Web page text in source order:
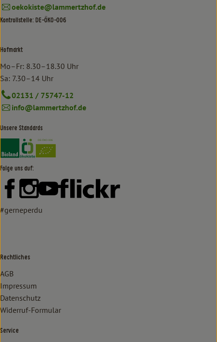
oekokiste@lammertzhof.de
Kontrollstelle: DE-ÖKO-006
Hofmarkt
Mo–Fr: 8.30–18.30 Uhr
Sa: 7.30–14 Uhr
02131 / 75747-12
info@lammertzhof.de
Unsere Standards
Externer Link zu https://www.bioland.de/verbraucher
Externer Link zu https://www.oekokiste.de/
Folge uns auf:
Externer Link zu https://www.facebook.com/lammertzhof/
Externer Link zu https://www.instagram.com/
Externer Link zu https://www.youtube.com/
Externer Link zu https://
#gerneperdu
Rechtliches
AGB
Impressum
Datenschutz
Widerruf-Formular
Service